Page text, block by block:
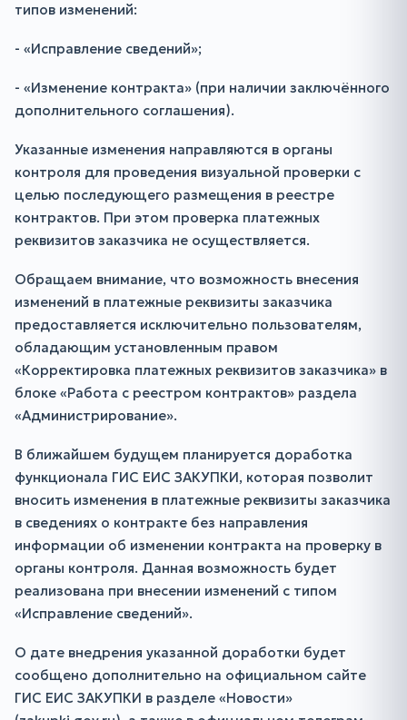
типов изменений:
- «Исправление сведений»;
- «Изменение контракта» (при наличии заключённого
дополнительного соглашения).
Указанные изменения направляются в органы
контроля для проведения визуальной проверки с
целью последующего размещения в реестре
контрактов. При этом проверка платежных
реквизитов заказчика не осуществляется.
Обращаем внимание, что возможность внесения
изменений в платежные реквизиты заказчика
предоставляется исключительно пользователям,
обладающим установленным правом
«Корректировка платежных реквизитов заказчика» в
блоке «Работа с реестром контрактов» раздела
«Администрирование».
В ближайшем будущем планируется доработка
функционала ГИС ЕИС ЗАКУПКИ, которая позволит
вносить изменения в платежные реквизиты заказчика
в сведениях о контракте без направления
информации об изменении контракта на проверку в
органы контроля. Данная возможность будет
реализована при внесении изменений с типом
«Исправление сведений».
О дате внедрения указанной доработки будет
сообщено дополнительно на официальном сайте
ГИС ЕИС ЗАКУПКИ в разделе «Новости»